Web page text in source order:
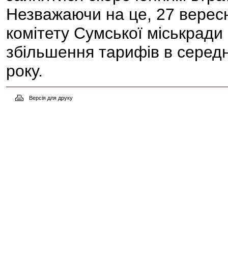
Незважаючи на це, 27
комітету Сумської
збільшення тарифів в
року.
Версія для друку